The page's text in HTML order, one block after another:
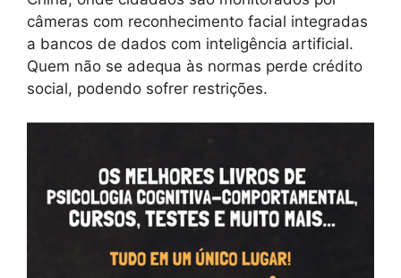
câmeras com reconhecimento facial integradas
a bancos de dados com inteligência artificial.
Quem não se adequa às normas perde crédito
social, podendo sofrer restrições.